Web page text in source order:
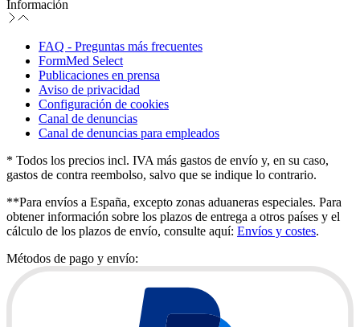
Información
FAQ - Preguntas más frecuentes
FormMed Select
Publicaciones en prensa
Aviso de privacidad
Configuración de cookies
Canal de denuncias
Canal de denuncias para empleados
* Todos los precios incl. IVA más gastos de envío y, en su caso,
gastos de contra reembolso, salvo que se indique lo contrario.
**Para envíos a España, excepto zonas aduaneras especiales. Para
obtener información sobre los plazos de entrega a otros países y el
cálculo de los plazos de envío, consulte aquí: Envíos y costes.
Métodos de pago y envío: